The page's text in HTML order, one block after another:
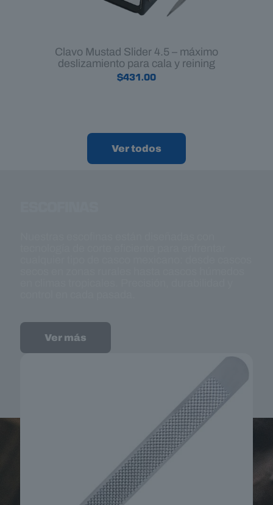
Clavo Mustad Slider 4.5 – máximo
deslizamiento para cala y reining
$431.00
Ver todos
Ver más